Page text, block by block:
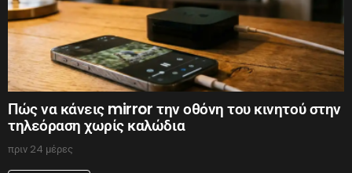
Πώς να κάνεις mirror την οθόνη του κινητού στην
τηλεόραση χωρίς καλώδια
πριν 24 μέρες